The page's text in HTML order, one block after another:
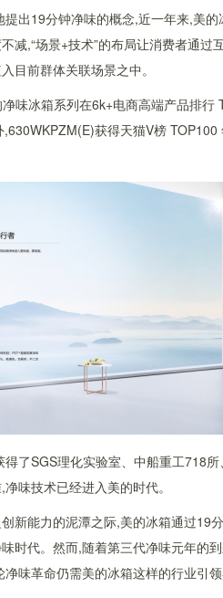
出19分钟净味的概念,近一年来,美
减,“场景+技术”的布局让消费者通
目前群体关联场景之中。
味冰箱系列在6k+电商高端产品排
获得天猫V榜
了SGS理化实验室、中船重工718
味技术已经进入美的时代。
新能力的泥潭之际,美的冰箱通过19
时代。然而,随着第三代净味元年的
味革命仍需美的冰箱这样的行业引领